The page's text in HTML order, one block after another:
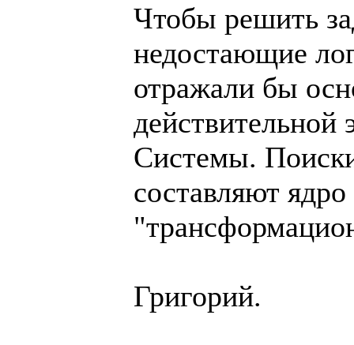
Чтобы решить
недостающие
отражали бы
Системы.
составляют
Григорий.